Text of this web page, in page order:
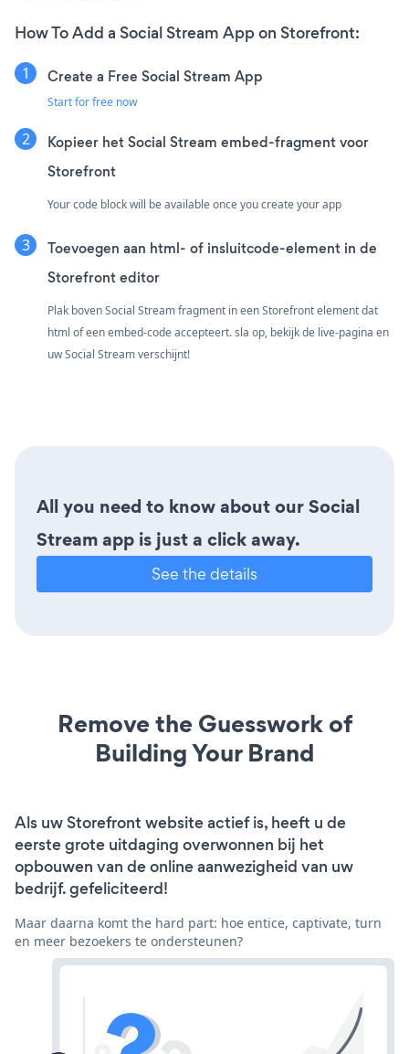
How To Add a Social Stream App on Storefront:
Create a Free Social Stream App
Start for free now
Kopieer het Social Stream embed-fragment voor
Storefront
Your code block will be available once you create your app
Toevoegen aan html- of insluitcode-element in de
Storefront editor
Plak boven Social Stream fragment in een Storefront element dat
html of een embed-code accepteert. sla op, bekijk de live-pagina en
uw Social Stream verschijnt!
All you need to know about our Social
Stream app is just a click away.
See the details
Remove the Guesswork of
Building Your Brand
Als uw Storefront website actief is, heeft u de
eerste grote uitdaging overwonnen bij het
opbouwen van de online aanwezigheid van uw
bedrijf. gefeliciteerd!
Maar daarna komt the hard part: hoe entice, captivate, turn
en meer bezoekers te ondersteunen?